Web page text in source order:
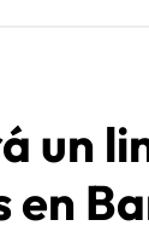
un